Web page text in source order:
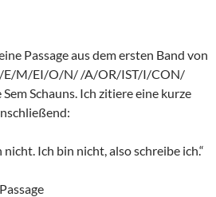
Passage aus dem ersten Band von
E/M/EI/O/N/ /A/OR/IST/I/CON/
Schauns. Ich zitiere eine kurze
nicht. Ich bin nicht, also schreibe ich.“